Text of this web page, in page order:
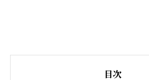
目次